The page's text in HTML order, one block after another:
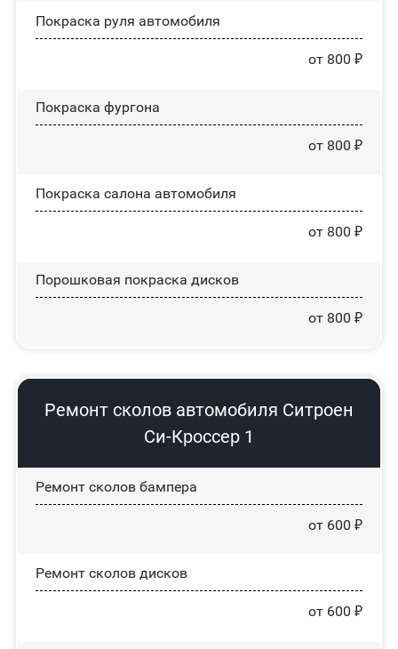
Покраска руля автомобиля
от 800 ₽
Покраска фургона
от 800 ₽
Покраска салона автомобиля
от 800 ₽
Порошковая покраска дисков
от 800 ₽
Ремонт сколов автомобиля Ситроен
Си-Кроссер 1
Ремонт сколов бампера
от 600 ₽
Ремонт сколов дисков
от 600 ₽